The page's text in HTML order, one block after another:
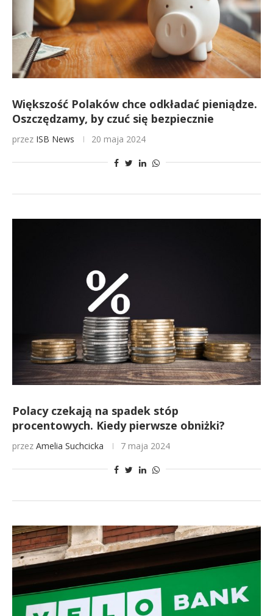
Większość Polaków chce odkładać pieniądze.
Oszczędzamy, by czuć się bezpiecznie
przez ISB News 20 maja 2024
Polacy czekają na spadek stóp
procentowych. Kiedy pierwsze obniżki?
przez Amelia Suchcicka 7 maja 2024